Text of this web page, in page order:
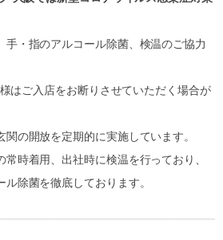
手・指のアルコール除菌、検温のご協力
はご入店をお断りさせていただく場合が
の開放を定期的に実施しています。
時着用、出社時に検温を行っており、
除菌を徹底しております。